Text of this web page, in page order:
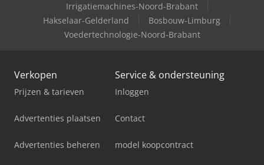
Irrigatiemachines-Noord-Brabant
Hakselaar-Gelderland
Bosbouw-Limburg
Voedertechnologie-Noord-Brabant
Verkopen
Prijzen & tarieven
Advertenties plaatsen
Advertenties beheren
Service & ondersteuning
Inloggen
Contact
model koopcontract